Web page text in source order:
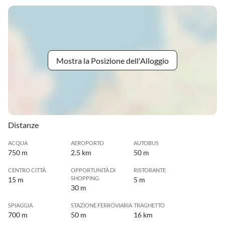
Mostra la Posizione dell'Alloggio
Distanze
ACQUA
750 m
AEROPORTO
2.5 km
AUTOBUS
50 m
CENTRO CITTÀ
15 m
OPPORTUNITÀ DI
SHOPPING
30 m
RISTORANTE
5 m
SPIAGGIA
700 m
STAZIONE FERROVIARIA
50 m
TRAGHETTO
16 km